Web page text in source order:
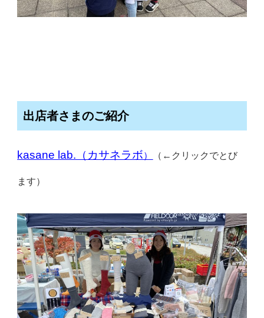
出店者さまのご紹介
kasane lab.（カサネラボ） （←クリックでとび
ます）